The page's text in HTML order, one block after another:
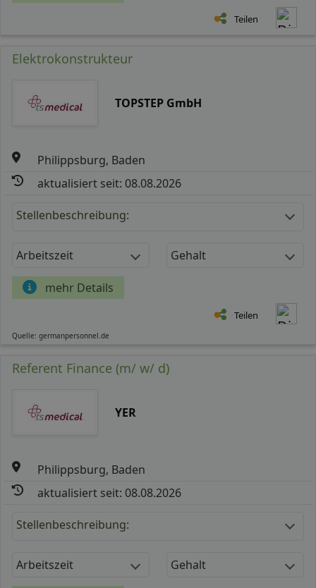
Teilen
Elektrokonstrukteur
TOPSTEP GmbH
Philippsburg, Baden
aktualisiert seit: 08.08.2026
Stellenbeschreibung:
Arbeitszeit Gehalt
mehr Details
Teilen
Quelle: germanpersonnel.de
Referent Finance (m/ w/ d)
YER
Philippsburg, Baden
aktualisiert seit: 08.08.2026
Stellenbeschreibung:
Arbeitszeit Gehalt